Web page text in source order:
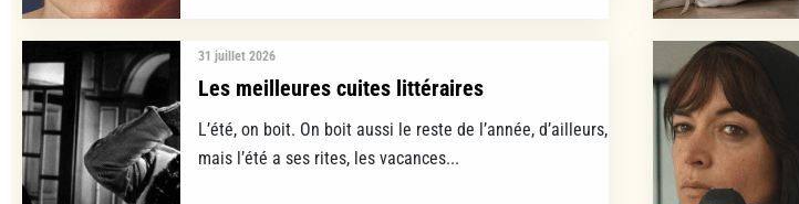
31 juillet 2026
Les meilleures cuites littéraires
L’été, on boit. On boit aussi le reste de l’année, d’ailleurs,
mais l’été a ses rites, les vacances...